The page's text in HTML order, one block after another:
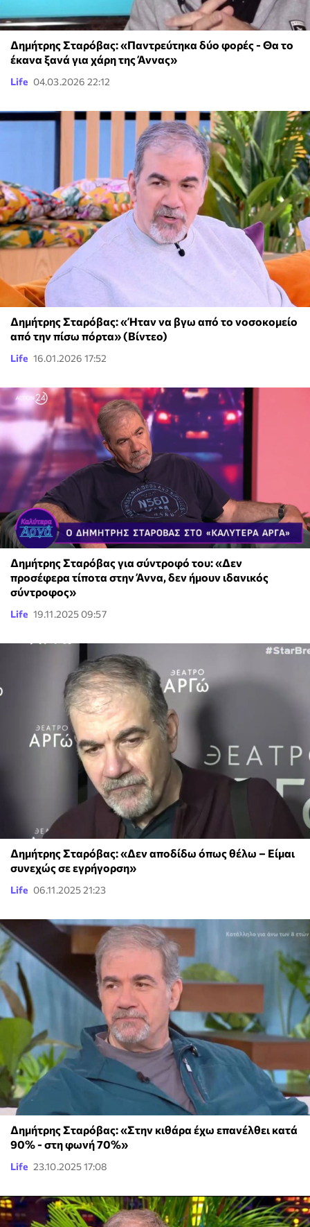
Δημήτρης Σταρόβας: «Παντρεύτηκα δύο φορές - Θα το
έκανα ξανά για χάρη της Άννας»
Life 04.03.2026 22:12
Δημήτρης Σταρόβας: «Ήταν να βγω από το νοσοκομείο
από την πίσω πόρτα» (Βίντεο)
Life 16.01.2026 17:52
Δημήτρης Σταρόβας για σύντροφό του: «Δεν
προσέφερα τίποτα στην Άννα, δεν ήμουν ιδανικός
σύντροφος»
Life 19.11.2025 09:57
Δημήτρης Σταρόβας: «Δεν αποδίδω όπως θέλω – Είμαι
συνεχώς σε εγρήγορση»
Life 06.11.2025 21:23
Δημήτρης Σταρόβας: «Στην κιθάρα έχω επανέλθει κατά
90% - στη φωνή 70%»
Life 23.10.2025 17:08